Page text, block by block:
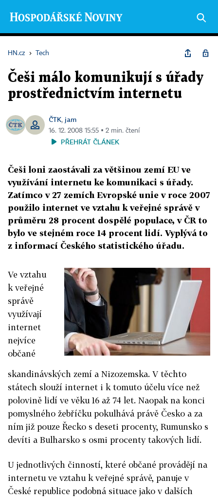
HN.cz › Tech
Češi málo komunikují s úřady
prostřednictvím internetu
ČTK, jam
16. 12. 2008 15:55 ▪ 2 min. čtení
PŘEHRÁT ČLÁNEK
Češi loni zaostávali za většinou zemí EU ve
využívání internetu ke komunikaci s úřady.
Zatímco v 27 zemích Evropské unie v roce 2007
použilo internet ve vztahu k veřejné správě v
průměru 28 procent dospělé populace, v ČR to
bylo ve stejném roce 14 procent lidí. Vyplývá to
z informací Českého statistického úřadu.
Ve vztahu
k veřejné
správě
využívají
internet
nejvíce
občané
skandinávských zemí a Nizozemska. V těchto
státech slouží internet i k tomuto účelu více než
polovině lidí ve věku 16 až 74 let. Naopak na konci
pomyslného žebříčku pokulhává právě Česko a za
ním již pouze Řecko s deseti procenty, Rumunsko s
devíti a Bulharsko s osmi procenty takových lidí.
U jednotlivých činností, které občané provádějí na
internetu ve vztahu k veřejné správě, panuje v
České republice podobná situace jako v dalších